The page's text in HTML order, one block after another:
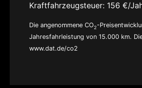
Kraftfahrzeugsteuer: 156 €/
Die angenommene CO2-
Jahresfahrleistung von 15.000 km.
www.dat.de/co2